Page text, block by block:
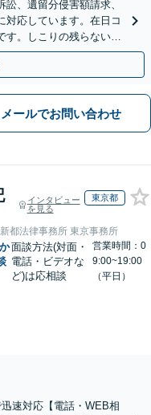
訟、遺留分侵害額請求、
対応しています。在日コ
す。しこりの残らない解
メールでお問い合わせ
インタビュー
を見る
東京都
都法律事務所 東京事務所
か面談方法(対面・
電話・ビデオな
ど)は応相談
営業時間：0
9:00~19:00
（平日）
速対応【電話・WEB相